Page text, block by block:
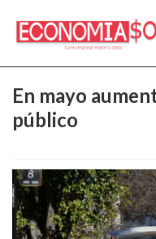
En mayo
público